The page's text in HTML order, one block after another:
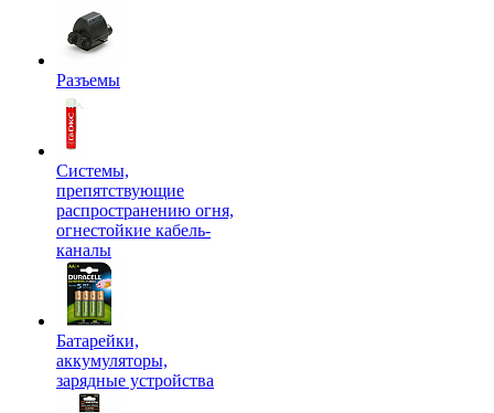
Разъемы
Системы,
препятствующие
распространению огня,
огнестойкие кабель-
каналы
Батарейки,
аккумуляторы,
зарядные устройства